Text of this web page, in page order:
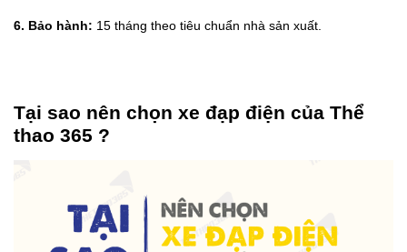
6. Bảo hành: 15 tháng theo tiêu chuẩn nhà sản xuất.
Tại sao nên chọn xe đạp điện của Thể
thao 365 ?